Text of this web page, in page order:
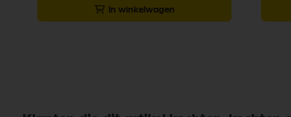
In winkelwagen